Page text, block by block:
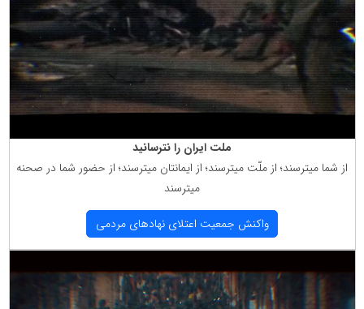
ملت ایران را نترسانید
از شما میترسند؛ از ملّت میترسند؛ از ایمانتان میترسند؛ از حضور شما در صحنه
میترسند
واكنش جمعیت اعتلای نهادهای مردمی